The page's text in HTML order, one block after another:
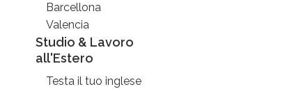
Barcellona
Valencia
Studio & Lavoro
all'Estero
Testa il tuo inglese